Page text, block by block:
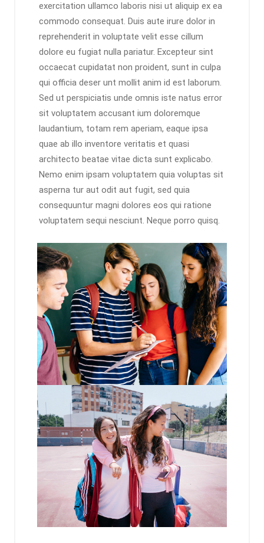
exercitation ullamco laboris nisi ut aliquip ex ea
commodo consequat. Duis aute irure dolor in
reprehenderit in voluptate velit esse cillum
dolore eu fugiat nulla pariatur. Excepteur sint
occaecat cupidatat non proident, sunt in culpa
qui officia deser unt mollit anim id est laborum.
Sed ut perspiciatis unde omnis iste natus error
sit voluptatem accusant ium doloremque
laudantium, totam rem aperiam, eaque ipsa
quae ab illo inventore veritatis et quasi
architecto beatae vitae dicta sunt explicabo.
Nemo enim ipsam voluptatem quia voluptas sit
asperna tur aut odit aut fugit, sed quia
consequuntur magni dolores eos qui ratione
voluptatem sequi nesciunt. Neque porro quisq.